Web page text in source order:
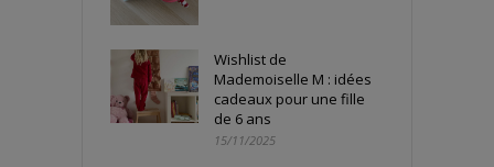
Wishlist de
Mademoiselle M : idées
cadeaux pour une fille
de 6 ans
15/11/2025